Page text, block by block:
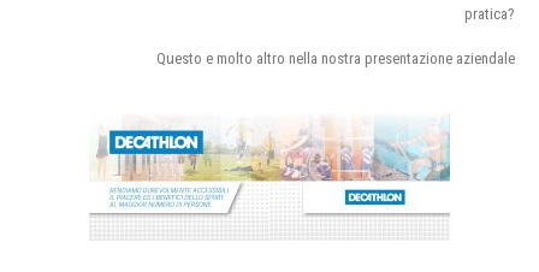
pratica?
Questo e molto altro nella nostra presentazione aziendale